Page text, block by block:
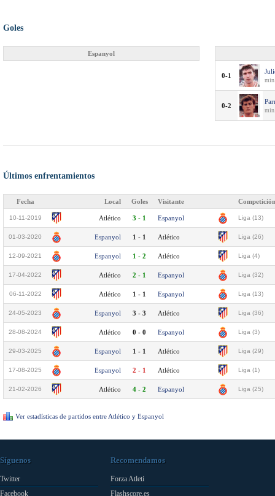
Goles
Espanyol
0-1
0-2
Últimos enfrentamientos
Fecha Local Goles Visitante Competición
10-11-2019 Atlético 3 - 1 Espanyol Liga (13)
01-03-2020 Espanyol 1 - 1 Atlético Liga (26)
12-09-2021 Espanyol 1 - 2 Atlético Liga (4)
17-04-2022 Atlético 2 - 1 Espanyol Liga (32)
06-11-2022 Atlético 1 - 1 Espanyol Liga (13)
24-05-2023 Espanyol 3 - 3 Atlético Liga (36)
28-08-2024 Atlético 0 - 0 Espanyol Liga (3)
29-03-2025 Espanyol 1 - 1 Atlético Liga (29)
17-08-2025 Espanyol 2 - 1 Atlético Liga (1)
21-02-2026 Atlético 4 - 2 Espanyol Liga (25)
Ver estadísticas de partidos entre Atlético y Espanyol
Síguenos
Twitter
Facebook
Recomendamos
Forza Atleti
Flashscore.es